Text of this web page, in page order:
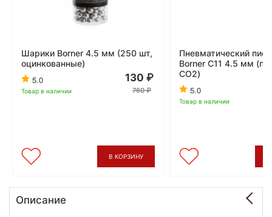
Шарики Borner 4.5 мм (250 шт,
оцинкованные)
5.0
Товар в наличии
130
760
В КОРЗИНУ
Пневматический
Borner C11 4.5 мм
CO2)
5.0
Товар в наличии
Описание